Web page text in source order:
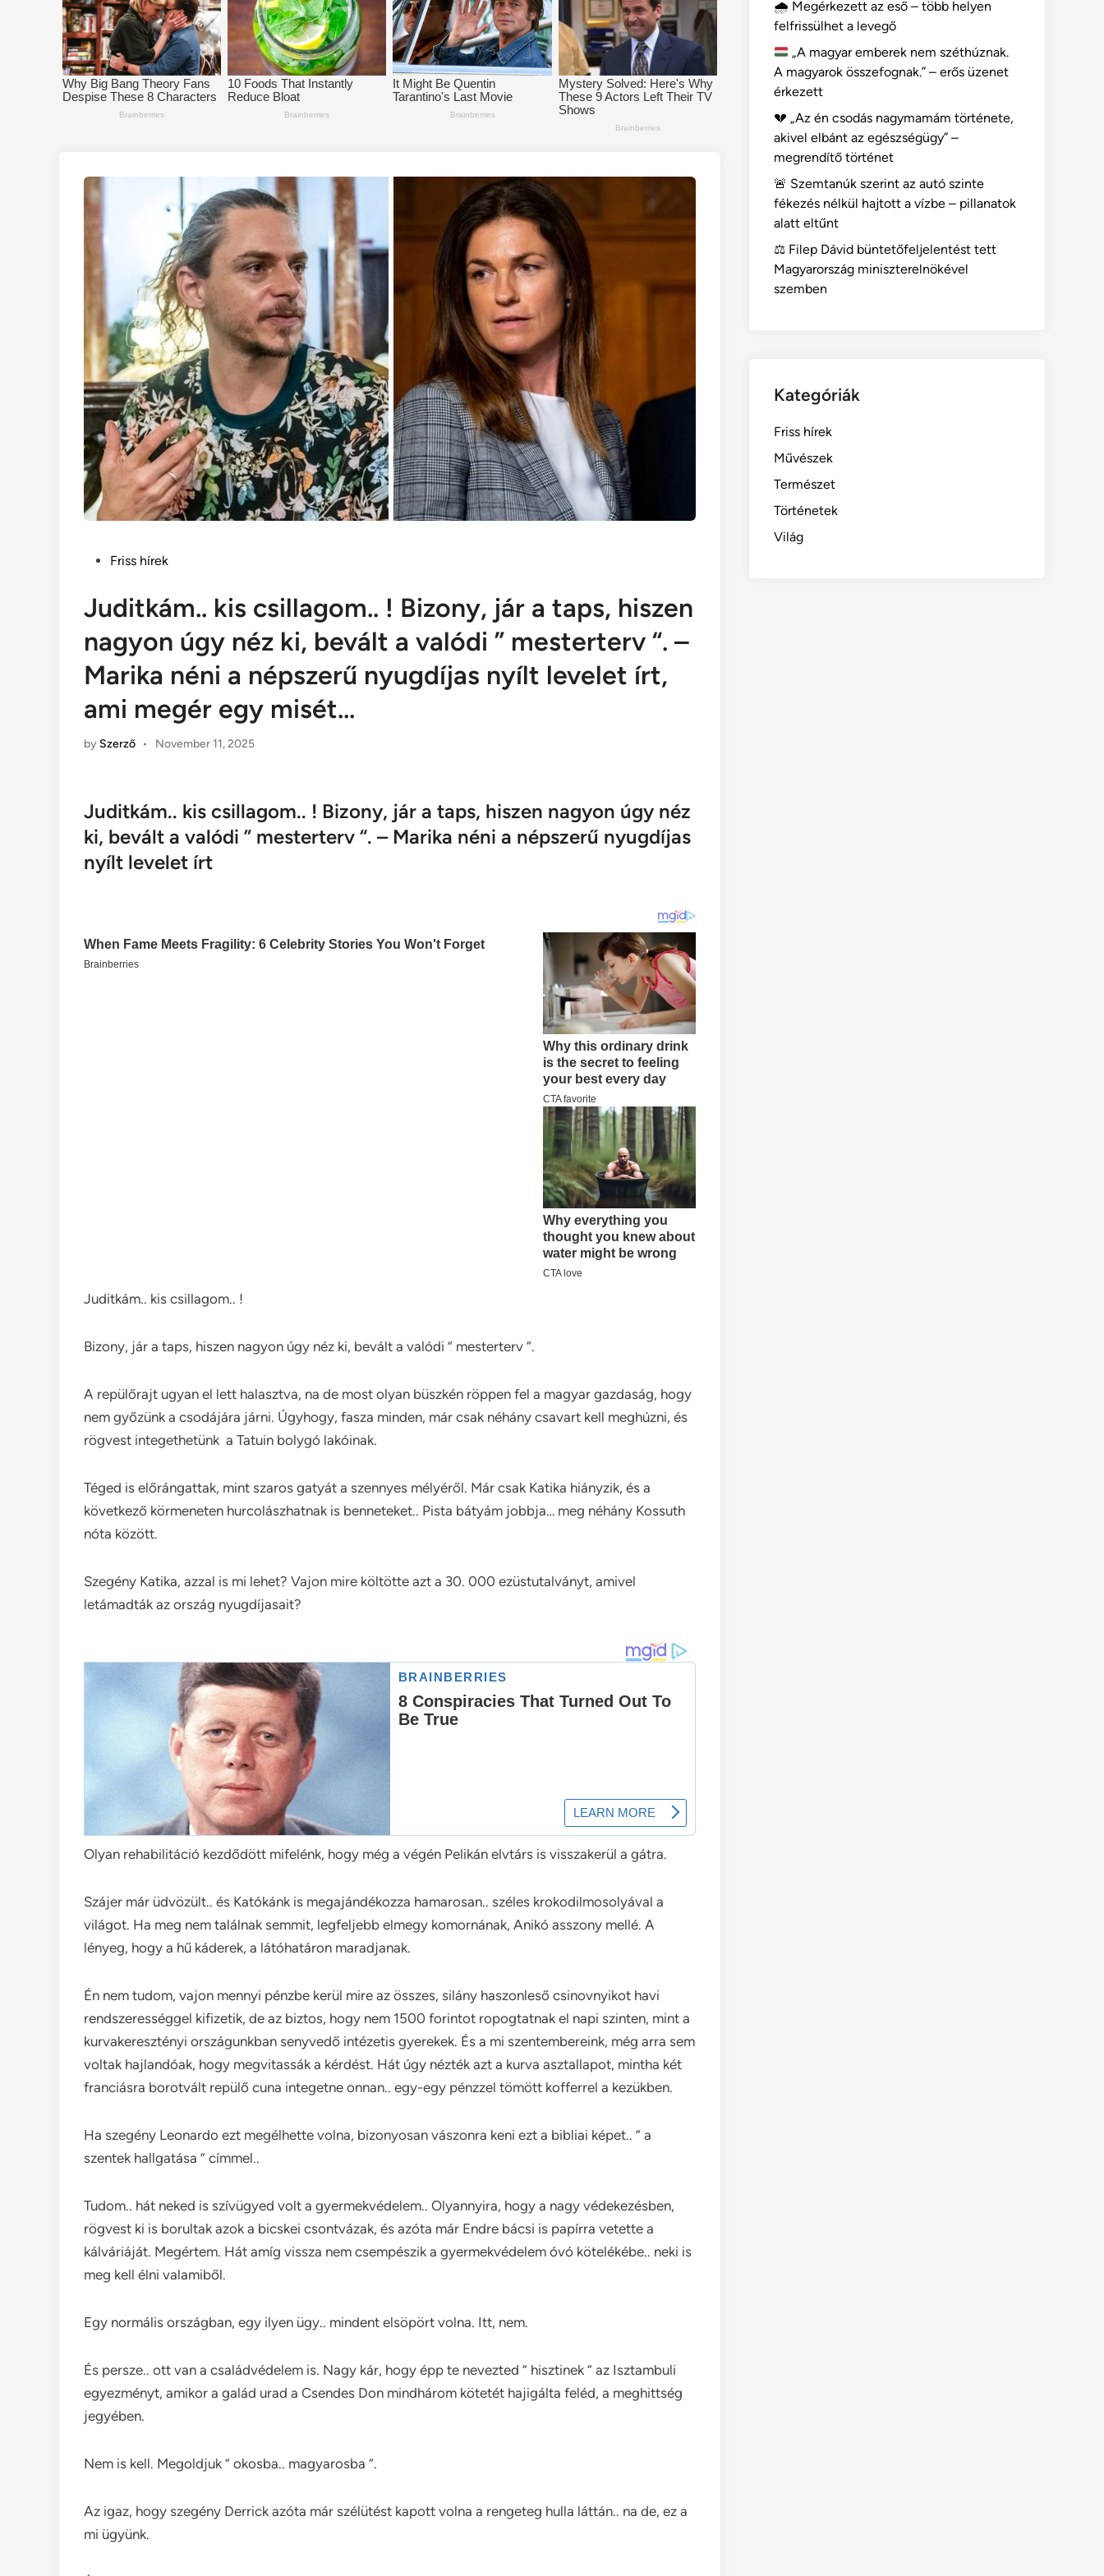
PostedFriss hírek
Juditkám.. kis csillagom.. ! Bizony, jár a taps, hiszen
nagyon úgy néz ki, bevált a valódi ” mesterterv “. –
Marika néni a népszerű nyugdíjas nyílt levelet írt,
ami megér egy misét…
by Szerző • November 11, 2025
Juditkám.. kis csillagom.. ! Bizony, jár a taps, hiszen nagyon úgy néz
ki, bevált a valódi ” mesterterv “. – Marika néni a népszerű nyugdíjas
nyílt levelet írt
Juditkám.. kis csillagom.. !
Bizony, jár a taps, hiszen nagyon úgy néz ki, bevált a valódi ” mesterterv “.
A repülőrajt ugyan el lett halasztva, na de most olyan büszkén röppen fel a magyar gazdaság, hogy
nem győzünk a csodájára járni. Úgyhogy, fasza minden, már csak néhány csavart kell meghúzni, és
rögvest integethetünk a Tatuin bolygó lakóinak.
Téged is előrángattak, mint szaros gatyát a szennyes mélyéről. Már csak Katika hiányzik, és a
következő körmeneten hurcolászhatnak is benneteket.. Pista bátyám jobbja… meg néhány Kossuth
nóta között.
Szegény Katika, azzal is mi lehet? Vajon mire költötte azt a 30. 000 ezüstutalványt, amivel
letámadták az ország nyugdíjasait?
Olyan rehabilitáció kezdődött mifelénk, hogy még a végén Pelikán elvtárs is visszakerül a gátra.
Szájer már üdvözült.. és Katókánk is megajándékozza hamarosan.. széles krokodilmosolyával a
világot. Ha meg nem találnak semmit, legfeljebb elmegy komornának, Anikó asszony mellé. A
lényeg, hogy a hű káderek, a látóhatáron maradjanak.
Én nem tudom, vajon mennyi pénzbe kerül mire az összes, silány haszonleső csinovnyikot havi
rendszerességgel kifizetik, de az biztos, hogy nem 1500 forintot ropogtatnak el napi szinten, mint a
kurvakeresztényi országunkban senyvedő intézetis gyerekek. És a mi szentembereink, még arra sem
voltak hajlandóak, hogy megvitassák a kérdést. Hát úgy nézték azt a kurva asztallapot, mintha két
franciásra borotvált repülő cuna integetne onnan.. egy-egy pénzzel tömött kofferrel a kezükben.
Ha szegény Leonardo ezt megélhette volna, bizonyosan vászonra keni ezt a bibliai képet.. ” a
szentek hallgatása ” címmel..
Tudom.. hát neked is szívügyed volt a gyermekvédelem.. Olyannyira, hogy a nagy védekezésben,
rögvest ki is borultak azok a bicskei csontvázak, és azóta már Endre bácsi is papírra vetette a
kálváriáját. Megértem. Hát amíg vissza nem csempészik a gyermekvédelem óvó kötelékébe.. neki is
meg kell élni valamiből.
Egy normális országban, egy ilyen ügy.. mindent elsöpört volna. Itt, nem.
És persze.. ott van a családvédelem is. Nagy kár, hogy épp te nevezted ” hisztinek ” az Isztambuli
egyezményt, amikor a galád urad a Csendes Don mindhárom kötetét hajigálta feléd, a meghittség
jegyében.
Nem is kell. Megoldjuk ” okosba.. magyarosba “.
Az igaz, hogy szegény Derrick azóta már szélütést kapott volna a rengeteg hulla láttán.. na de, ez a
mi ügyünk.
🌧️ Megérkezett az eső – több helyen
felfrissülhet a levegő
„A magyar emberek nem széthúznak.
A magyarok összefognak.” – erős üzenet
érkezett
💔 „Az én csodás nagymamám története,
akivel elbánt az egészségügy” –
megrendítő történet
🚨 Szemtanúk szerint az autó szinte
fékezés nélkül hajtott a vízbe – pillanatok
alatt eltűnt
⚖️ Filep Dávid büntetőfeljelentést tett
Magyarország miniszterelnökével
szemben
Kategóriák
Friss hírek
Művészek
Természet
Történetek
Világ